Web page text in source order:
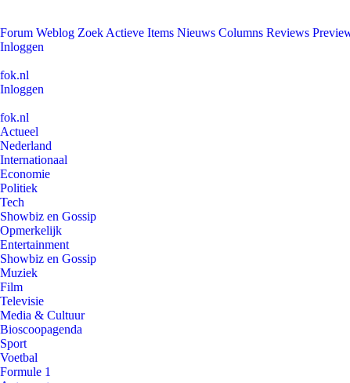
Forum Weblog Zoek Actieve Items Nieuws Columns Reviews
Inloggen
fok.nl
Inloggen
fok.nl
Actueel
Nederland
Internationaal
Economie
Politiek
Tech
Showbiz en Gossip
Opmerkelijk
Entertainment
Showbiz en Gossip
Muziek
Film
Televisie
Media & Cultuur
Bioscoopagenda
Sport
Voetbal
Formule 1